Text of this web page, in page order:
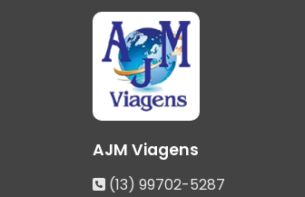
AJM Viagens
(13) 99702-5287